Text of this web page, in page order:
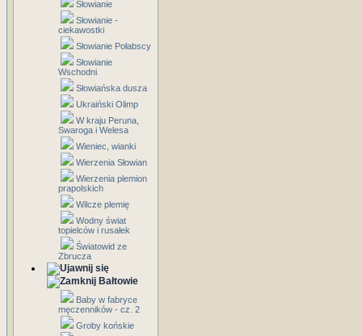
Słowianie
Słowianie -
ciekawostki
Słowianie Połabscy
Słowianie
Wschodni
Słowiańska dusza
Ukraiński Olimp
W kraju Peruna,
Swaroga i Welesa
Wieniec, wianki
Wierzenia Słowian
Wierzenia plemion
prapolskich
Wilcze plemię
Wodny świat
topielców i rusałek
Światowid ze
Zbrucza
Bałtowie
Baby w fabryce
męczenników - cz. 2
Groby końskie